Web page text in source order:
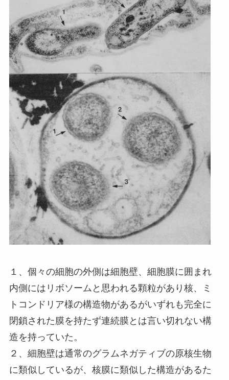
１、個々の細胞の外側は細胞壁、細胞膜に囲まれ
内側にはリボソームと思われる顆粒があり核、ミ
トコンドリア様の構造物があるがいずれも完全に
閉鎖された膜を持たず連続膜とは言い切れない構
造を持っていた。
２、細胞壁は通常のグラムネガティブの原核生物
に類似しているが、核膜に類似した構造があるた